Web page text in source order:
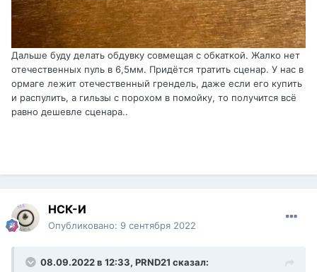
Дальше буду делать обдувку совмещая с обкаткой. Жалко нет
отечественных пуль в 6,5мм. Придётся тратить сценар. У нас в
ормаге лежит отечественный грендель, даже если его купить
и распулить, а гильзы с порохом в помойку, то получится всё
равно дешевле сценара..
НСК-И
Опубликовано: 9 сентября 2022
08.09.2022 в 12:33, PRND21 сказал: